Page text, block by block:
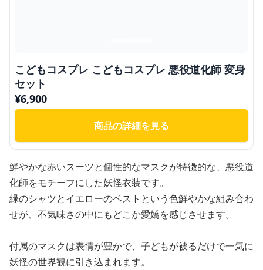
こどもコスプレ こどもコスプレ 悪役道化師 変身
セット
¥6,900
商品の詳細を見る
鮮やかな赤いスーツと個性的なマスクが特徴的な、悪役道
化師をモチーフにした妖怪衣装です。
緑のシャツとイエローのベストという色鮮やかな組み合わ
せが、不気味さの中にもどこか愛嬌を感じさせます。
付属のマスクは表情が豊かで、子どもが被るだけで一気に
妖怪の世界観に引き込まれます。